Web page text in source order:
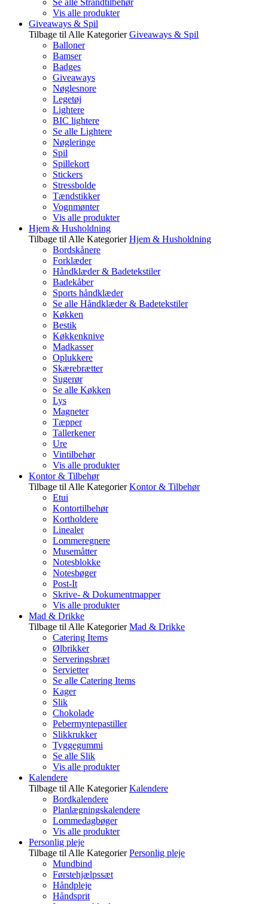
Se alle Strandtilbehør
Vis alle produkter
Giveaways & Spil
Tilbage til Alle Kategorier Giveaways & Spil
Balloner
Bamser
Badges
Giveaways
Nøglesnore
Legetøj
Lightere
BIC lightere
Se alle Lightere
Nøgleringe
Spil
Spillekort
Stickers
Stressbolde
Tændstikker
Vognmønter
Vis alle produkter
Hjem & Husholdning
Tilbage til Alle Kategorier Hjem & Husholdning
Bordskånere
Forklæder
Håndklæder & Badetekstiler
Badekåber
Sports håndklæder
Se alle Håndklæder & Badetekstiler
Køkken
Bestik
Køkkenknive
Madkasser
Oplukkere
Skærebrætter
Sugerør
Se alle Køkken
Lys
Magneter
Tæpper
Tallerkener
Ure
Vintilbehør
Vis alle produkter
Kontor & Tilbehør
Tilbage til Alle Kategorier Kontor & Tilbehør
Etui
Kontortilbehør
Kortholdere
Linealer
Lommeregnere
Musemåtter
Notesblokke
Notesbøger
Post-It
Skrive- & Dokumentmapper
Vis alle produkter
Mad & Drikke
Tilbage til Alle Kategorier Mad & Drikke
Catering Items
Ølbrikker
Serveringsbræt
Servietter
Se alle Catering Items
Kager
Slik
Chokolade
Pebermyntepastiller
Slikkrukker
Tyggegummi
Se alle Slik
Vis alle produkter
Kalendere
Tilbage til Alle Kategorier Kalendere
Bordkalendere
Planlægningskalendere
Lommedagbøger
Vis alle produkter
Personlig pleje
Tilbage til Alle Kategorier Personlig pleje
Mundbind
Førstehjælpssæt
Håndpleje
Håndsprit